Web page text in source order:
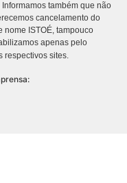
também que não
cancelamento do
nome ISTOÉ, tampouco
apenas pelo
respectivos sites.